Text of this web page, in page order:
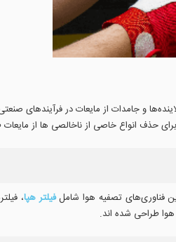
و جامدات از مایعات در فرآیندهای
حذف انواع خاصی از ناخالصی ها از
فناوری‌های تصفیه هوا شاملفیلتر هپا،
هوا طراحی شده اند.